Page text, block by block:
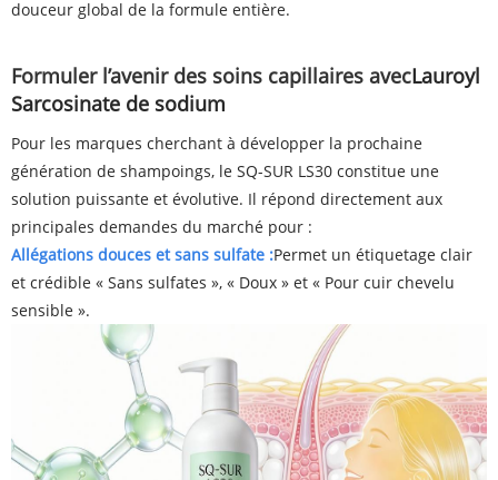
douceur global de la formule entière.
Formuler l’avenir des soins capillaires avecLauroyl
Sarcosinate de sodium
Pour les marques cherchant à développer la prochaine
génération de shampoings, le SQ-SUR LS30 constitue une
solution puissante et évolutive. Il répond directement aux
principales demandes du marché pour :
Allégations douces et sans sulfate :Permet un étiquetage clair
et crédible « Sans sulfates », « Doux » et « Pour cuir chevelu
sensible ».